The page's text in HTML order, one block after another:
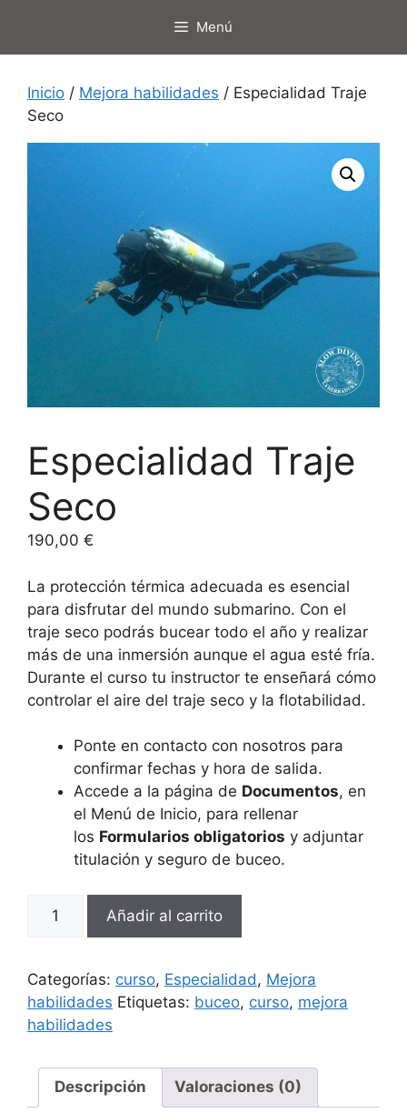
contenido
Menú
Inicio / Mejora habilidades / Especialidad Traje
Seco
Especialidad Traje
Seco
190,00 €
La protección térmica adecuada es esencial
para disfrutar del mundo submarino. Con el
traje seco podrás bucear todo el año y realizar
más de una inmersión aunque el agua esté fría.
Durante el curso tu instructor te enseñará cómo
controlar el aire del traje seco y la flotabilidad.
Ponte en contacto con nosotros para
confirmar fechas y hora de salida.
Accede a la página de Documentos, en
el Menú de Inicio, para rellenar
los Formularios obligatorios y adjuntar
titulación y seguro de buceo.
Traje
cantidad
Añadir al carrito
Categorías: curso, Especialidad, Mejora
habilidades Etiquetas: buceo, curso, mejora
habilidades
Descripción Valoraciones (0)